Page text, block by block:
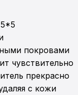
покровами
чувствительно
прекрасно
с кожи